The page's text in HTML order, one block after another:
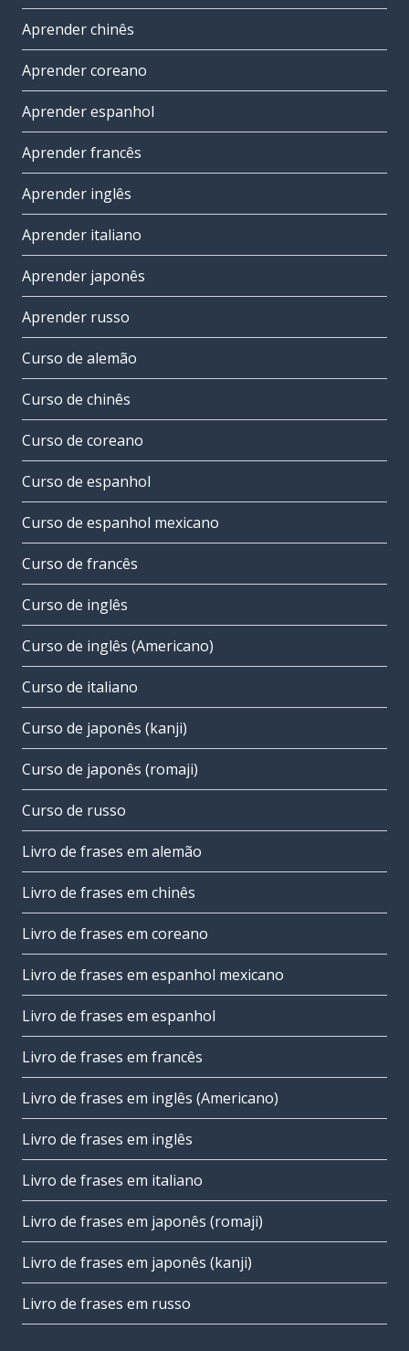
Aprender chinês
Aprender coreano
Aprender espanhol
Aprender francês
Aprender inglês
Aprender italiano
Aprender japonês
Aprender russo
Curso de alemão
Curso de chinês
Curso de coreano
Curso de espanhol
Curso de espanhol mexicano
Curso de francês
Curso de inglês
Curso de inglês (Americano)
Curso de italiano
Curso de japonês (kanji)
Curso de japonês (romaji)
Curso de russo
Livro de frases em alemão
Livro de frases em chinês
Livro de frases em coreano
Livro de frases em espanhol mexicano
Livro de frases em espanhol
Livro de frases em francês
Livro de frases em inglês (Americano)
Livro de frases em inglês
Livro de frases em italiano
Livro de frases em japonês (romaji)
Livro de frases em japonês (kanji)
Livro de frases em russo